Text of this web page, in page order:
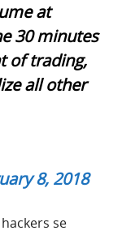
at
30 minutes
of trading,
all other
8, 2018
se